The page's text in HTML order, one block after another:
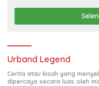
Urband Legend
Cerita atau kisah yang
dipercaya secara luas oleh